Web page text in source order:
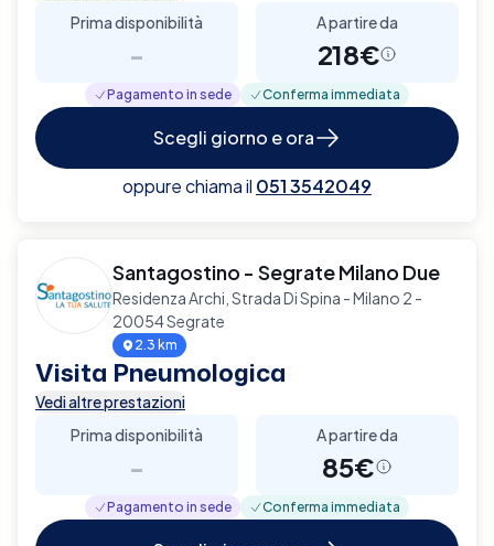
Prima disponibilità
-
A partire da
218€
Pagamento in sede Conferma immediata
Scegli giorno e ora
oppure chiama il 051 3542049
Santagostino - Segrate Milano Due
Residenza Archi, Strada Di Spina - Milano 2 -
20054 Segrate
2.3 km
Visita Pneumologica
Vedi altre prestazioni
Prima disponibilità
-
A partire da
85€
Pagamento in sede Conferma immediata